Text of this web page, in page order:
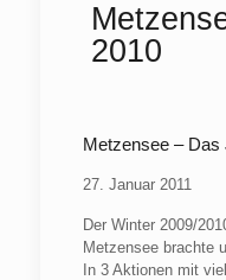
2010
Metzensee – Das
27. Januar 2011
Der Winter 2009/
Metzensee brachte
In 3 Aktionen mit